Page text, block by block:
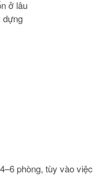
ở lâu
dựng
phòng, tùy vào việc